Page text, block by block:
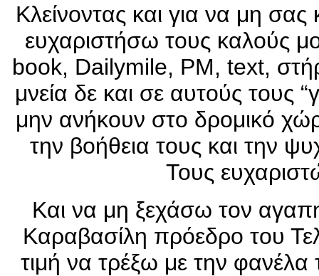
Κλείνοντας και για να μη
ευχαριστήσω τους καλούς
book, Dailymile, PM, text,
μνεία δε και σε αυτούς τους
μην ανήκουν στο δρομικό
την βοήθεια τους και την
Τους
Και να μη ξεχάσω τον
Καραβασίλη πρόεδρο του
τιμή να τρέξω με την